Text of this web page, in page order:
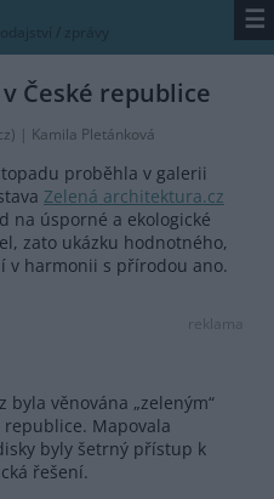
/ zprávy ☰
České republice
) | Kamila Pletánková
proběhla v galerii
Zelená architektura.cz
na úsporné a ekologické
zato ukázku hodnotného,
v harmonii s přírodou ano.
reklama
byla věnována „zeleným“
Mapovala
byly šetrný přístup k
řešení.